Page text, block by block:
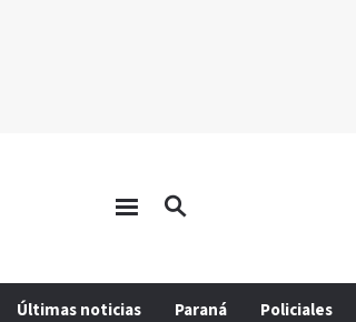
Últimas noticias Paraná Policiales